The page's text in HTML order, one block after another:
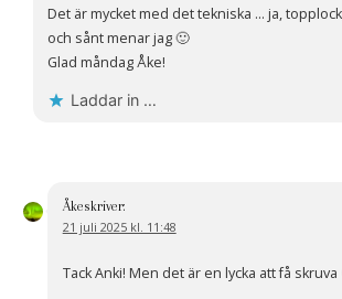
Det är mycket med det tekniska … ja,
och sånt menar jag 🙂
Glad måndag Åke!
Laddar in …
Åkeskriver:
21 juli 2025 kl. 11:48
Tack Anki! Men det är en lycka att få skruva